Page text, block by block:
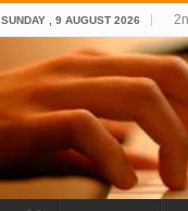
SUNDAY , 9 AUGUST 2026